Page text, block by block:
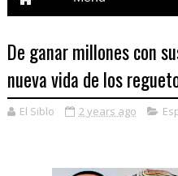
De ganar millones con
nueva vida de los
El Siblo 2 years ago